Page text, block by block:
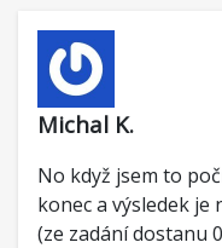
Michal K.
No když jsem to
konec a výsledek
(ze zadání dostanu